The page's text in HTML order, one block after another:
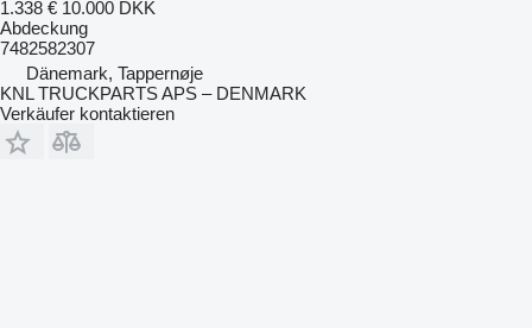
1.338 € 10.000 DKK
Abdeckung
7482582307
Dänemark, Tappernøje
KNL TRUCKPARTS APS – DENMARK
Verkäufer kontaktieren